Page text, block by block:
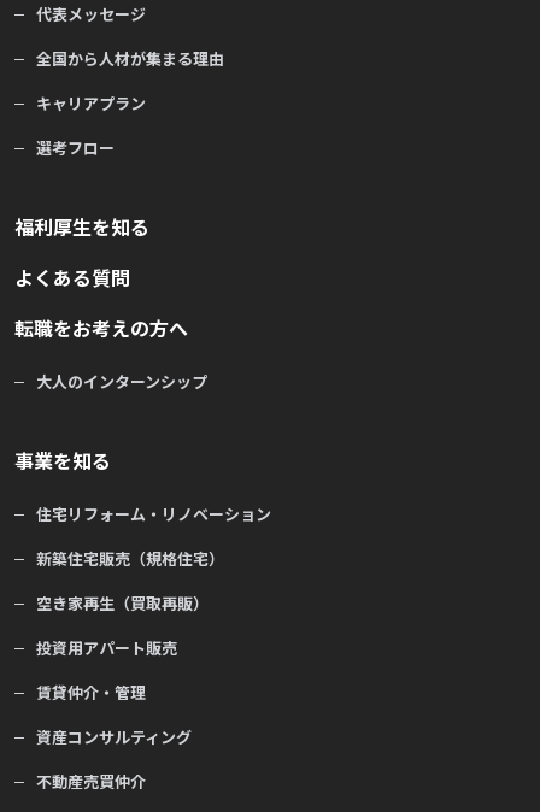
代表メッセージ
全国から人材が集まる理由
キャリアプラン
選考フロー
福利厚生を知る
よくある質問
転職をお考えの方へ
大人のインターンシップ
事業を知る
住宅リフォーム・リノベーション
新築住宅販売（規格住宅）
空き家再生（買取再販）
投資用アパート販売
賃貸仲介・管理
資産コンサルティング
不動産売買仲介